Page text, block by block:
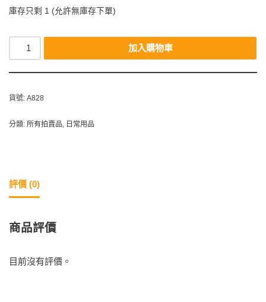
庫存只剩 1 (允許無庫存下單)
加入購物車
貨號: A828
分類: 所有拍賣品 日常用品
評價 (0)
商品評價
目前沒有評價。